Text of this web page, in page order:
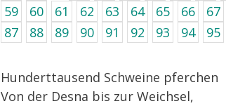
59
60 61 62 63 64 65 66 67
87
88 89 90 91 92 93 94 95
Hunderttausend Schweine pferchen
Von der Desna bis zur Weichsel,